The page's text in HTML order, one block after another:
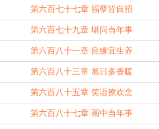
第六百七十七章 福孽皆自招
第六百七十九章 堪问当年事
第六百八十一章 良缘宜生养
第六百八十三章 旭日多香暖
第六百八十五章 笑语撩欢念
第六百八十七章 画中当年事